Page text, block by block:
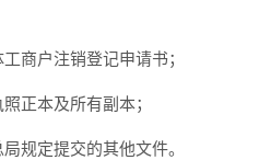
户注销登记申请书；
本及所有副本；
规定提交的其他文件。